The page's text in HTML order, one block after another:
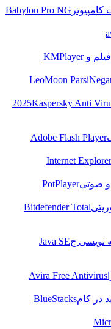
Babylon Pro NG
فیلم وKMPlayer
LeoMoon
Kaspersky Anti
Adobe Flash Player
Internet Explorer
و صوتیPotPlayer
Bitdefender Total
نویسی جJava SE
Avira Free Antivirus
در کامBlueStacks